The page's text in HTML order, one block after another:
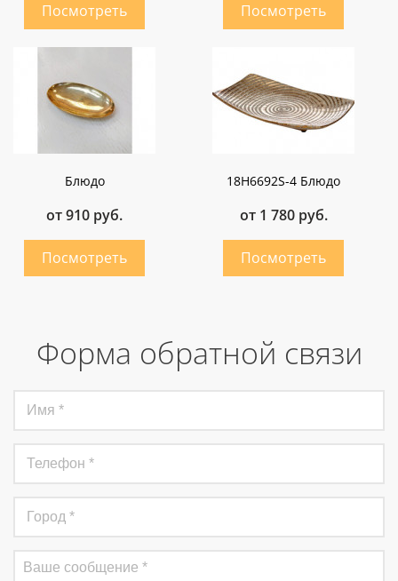
Блюдо
от 910 руб.
18H6692S-4 Блюдо
от 1 780 руб.
Форма обратной связи